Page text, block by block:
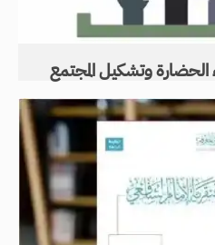
الحضارة وتشكيل المجتمع